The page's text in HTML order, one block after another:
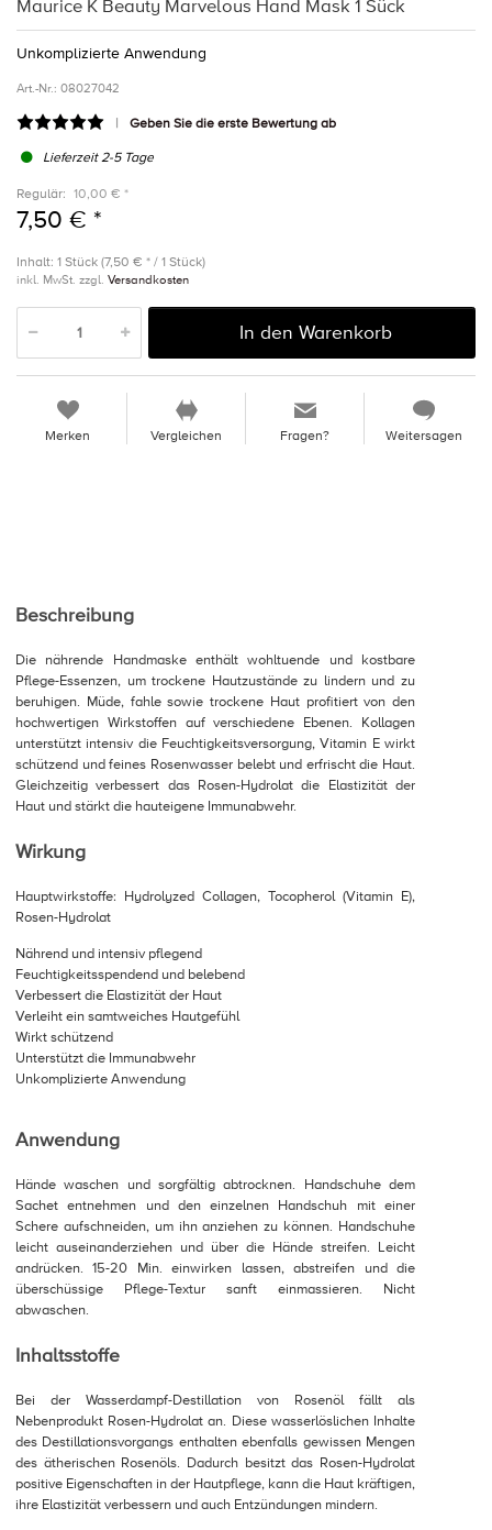
Maurice K Beauty Marvelous Hand Mask 1 Sück
Unkomplizierte Anwendung
Art.-Nr.: 08027042
Geben Sie die erste Bewertung ab
Lieferzeit 2-5 Tage
Regulär: 10,00 € *
7,50 € *
Inhalt: 1 Stück (7,50 € * / 1 Stück)
inkl. MwSt. zzgl. Versandkosten
In den Warenkorb
Merken Vergleichen Fragen? Weitersagen
Beschreibung
Die nährende Handmaske enthält wohltuende und kostbare
Pflege-Essenzen, um trockene Hautzustände zu lindern und zu
beruhigen. Müde, fahle sowie trockene Haut profitiert von den
hochwertigen Wirkstoffen auf verschiedene Ebenen. Kollagen
unterstützt intensiv die Feuchtigkeitsversorgung, Vitamin E wirkt
schützend und feines Rosenwasser belebt und erfrischt die Haut.
Gleichzeitig verbessert das Rosen-Hydrolat die Elastizität der
Haut und stärkt die hauteigene Immunabwehr.
Wirkung
Hauptwirkstoffe: Hydrolyzed Collagen, Tocopherol (Vitamin E),
Rosen-Hydrolat
Nährend und intensiv pflegend
Feuchtigkeitsspendend und belebend
Verbessert die Elastizität der Haut
Verleiht ein samtweiches Hautgefühl
Wirkt schützend
Unterstützt die Immunabwehr
Unkomplizierte Anwendung
Anwendung
Hände waschen und sorgfältig abtrocknen. Handschuhe dem
Sachet entnehmen und den einzelnen Handschuh mit einer
Schere aufschneiden, um ihn anziehen zu können. Handschuhe
leicht auseinanderziehen und über die Hände streifen. Leicht
andrücken. 15-20 Min. einwirken lassen, abstreifen und die
überschüssige Pflege-Textur sanft einmassieren. Nicht
abwaschen.
Inhaltsstoffe
Bei der Wasserdampf-Destillation von Rosenöl fällt als
Nebenprodukt Rosen-Hydrolat an. Diese wasserlöslichen Inhalte
des Destillationsvorgangs enthalten ebenfalls gewissen Mengen
des ätherischen Rosenöls. Dadurch besitzt das Rosen-Hydrolat
positive Eigenschaften in der Hautpflege, kann die Haut kräftigen,
ihre Elastizität verbessern und auch Entzündungen mindern.